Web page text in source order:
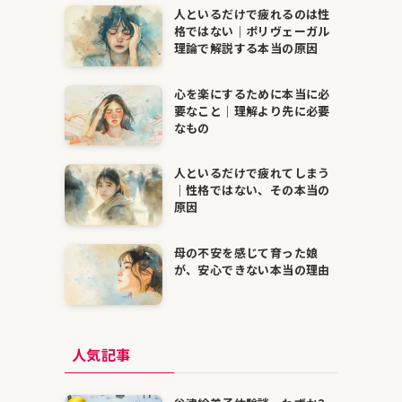
人といるだけで疲れるのは性
格ではない｜ポリヴェーガル
理論で解説する本当の原因
心を楽にするために本当に必
要なこと｜理解より先に必要
なもの
人といるだけで疲れてしまう
｜性格ではない、その本当の
原因
母の不安を感じて育った娘
が、安心できない本当の理由
人気記事